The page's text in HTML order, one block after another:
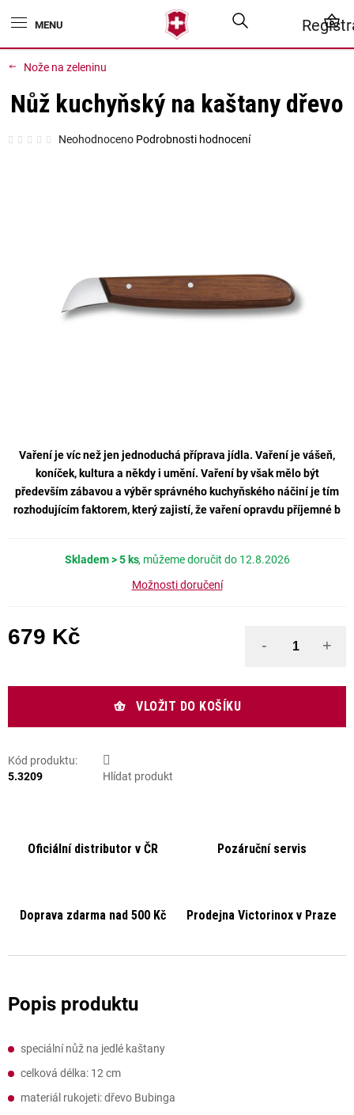
na
Nože na zeleninu
Vaření je víc než jen jednoduchá příprava jídla. Vaření je vášeň,
koníček, kultura a někdy i umění. Vaření by však mělo být
především zábavou a výběr správného kuchyňského náčiní je tím
rozhodujícím faktorem, který zajistí, že vaření opravdu příjemné b
Skladem> 5 ks
12.8.2026
Možnosti doručení
679 Kč
VLOŽIT DO KOŠÍKU
Kód produktu:
5.3209
Hlídat produkt
Nůž kuchyňský na kaštany dřevo
Průměrné
hodnocení
Neohodnoceno Podrobnosti hodnocení
Oficiální distributor v ČR Pozáruční servis
Doprava zdarma nad 500 Kč Prodejna Victorinox v Praze
speciální nůž na jedlé kaštany
celková délka: 12 cm
materiál rukojeti: dřevo Bubinga